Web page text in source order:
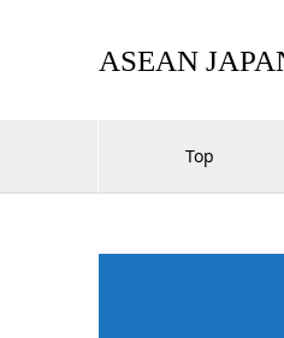
ASEAN
Top